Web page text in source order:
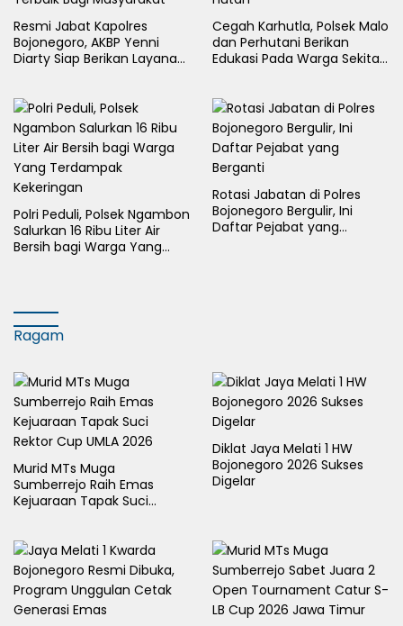
Resmi Jabat Kapolres
Bojonegoro, AKBP Yenni
Diarty Siap Berikan Layanan
Cegah Karhutla, Polsek Malo
dan Perhutani Berikan
Edukasi Pada Warga Sekitar
Polri Peduli, Polsek Ngambon
Salurkan 16 Ribu Liter Air
Bersih bagi Warga Yang
Rotasi Jabatan di Polres
Bojonegoro Bergulir, Ini
Daftar Pejabat yang
Ragam
Murid MTs Muga
Sumberrejo Raih Emas
Kejuaraan Tapak Suci
Diklat Jaya Melati 1 HW
Bojonegoro 2026 Sukses
Digelar